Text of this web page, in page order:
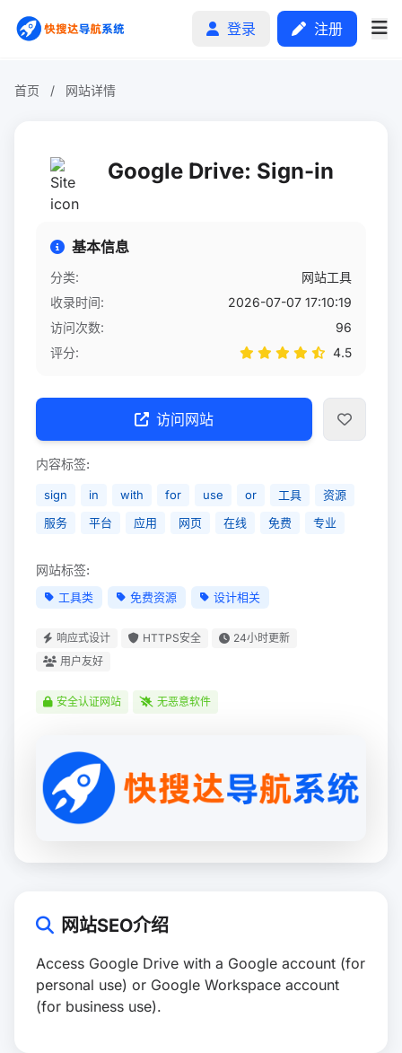
登录 注册
分类排行
自助广告
首页 / 网站详情
Google Drive: Sign-in
基本信息
分类:
网站工具
收录时间:
2026-07-07 17:10:19
访问次数:
96
评分:
4.5
访问网站
内容标签:
sign in with for use or 工具
资源
服务
平台 应用 网页 在线 免费 专业
网站标签:
工具类 免费资源 设计相关
响应式设计 HTTPS安全
24小时更新
用户友好
安全认证网站 无恶意软件
网站SEO介绍
Access Google Drive with a Google account (for
personal use) or Google Workspace account
(for business use).